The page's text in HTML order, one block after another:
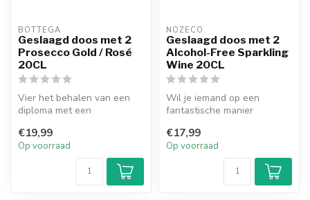
BOTTEGA
Geslaagd doos met 2
Prosecco Gold / Rosé
20CL
Vier het behalen van een
diploma met een
direct indruk ...
€19,99
Op voorraad
NOZECO
Geslaagd doos met 2
Alcohol-Free Sparkling
Wine 20CL
Wil je iemand op een
fantastische manier
net is gesla...
€17,99
Op voorraad